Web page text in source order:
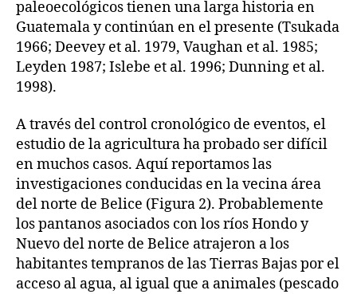
paleoecológicos tienen una larga historia en
Guatemala y continúan en el presente (Tsukada
1966; Deevey et al. 1979, Vaughan et al. 1985;
Leyden 1987; Islebe et al. 1996; Dunning et al.
1998).
A través del control cronológico de eventos, el
estudio de la agricultura ha probado ser difícil
en muchos casos. Aquí reportamos las
investigaciones conducidas en la vecina área
del norte de Belice (Figura 2). Probablemente
los pantanos asociados con los ríos Hondo y
Nuevo del norte de Belice atrajeron a los
habitantes tempranos de las Tierras Bajas por el
acceso al agua, al igual que a animales (pescado